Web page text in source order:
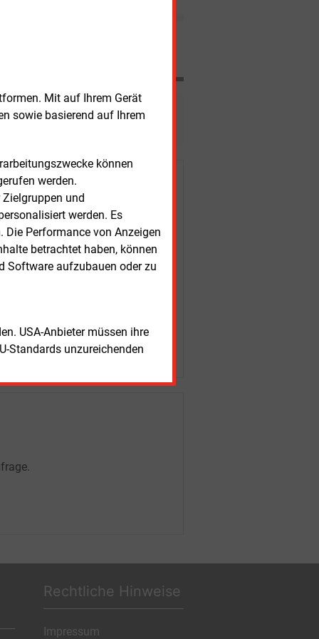
Mit auf Ihrem Gerät
sowie basierend auf Ihrem
können
werden.
und
werden. Es
Performance von Anzeigen
betrachtet haben, können
Software aufzubauen oder zu
USA-Anbieter müssen ihre
Standards unzureichenden
Kunden
Rechtliche Hinweise
Impressum